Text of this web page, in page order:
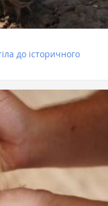
до історичного